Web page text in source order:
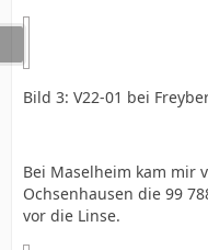
Bild 3: V22-01 bei
Bei Maselheim kam mir
Ochsenhausen die 99
vor die Linse.